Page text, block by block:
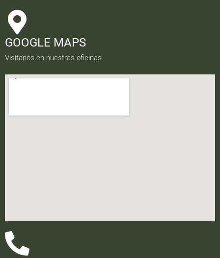
GOOGLE MAPS
Visítanos en nuestras oficinas